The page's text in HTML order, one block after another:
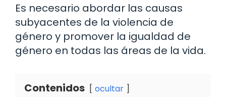
Es necesario abordar las causas
subyacentes de la violencia de
género y promover la igualdad de
género en todas las áreas de la vida.
Contenidos ocultar